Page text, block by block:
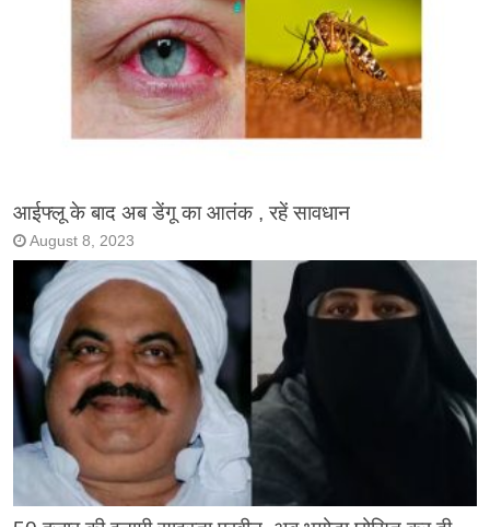
आईफ्लू के बाद अब डेंगू का आतंक , रहें सावधान
August 8, 2023